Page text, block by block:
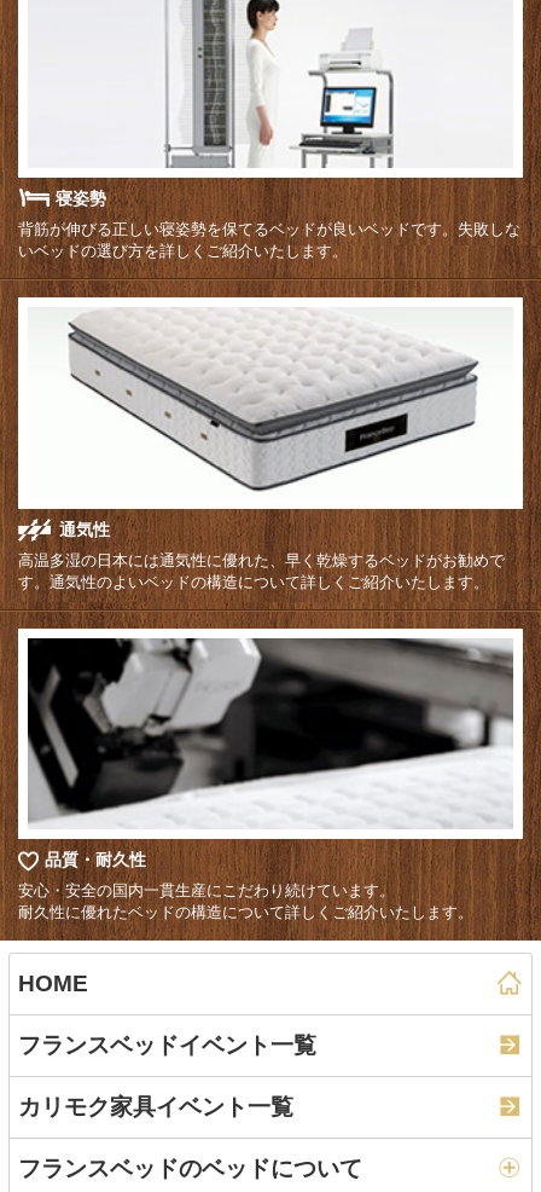
寝姿勢
背筋が伸びる正しい寝姿勢を保てるベッドが良いベッドです。失敗しな
いベッドの選び方を詳しくご紹介いたします。
通気性
高温多湿の日本には通気性に優れた、早く乾燥するベッドがお勧めで
す。通気性のよいベッドの構造について詳しくご紹介いたします。
品質・耐久性
安心・安全の国内一貫生産にこだわり続けています。
耐久性に優れたベッドの構造について詳しくご紹介いたします。
HOME
フランスベッドイベント一覧
カリモク家具イベント一覧
フランスベッドのベッドについて